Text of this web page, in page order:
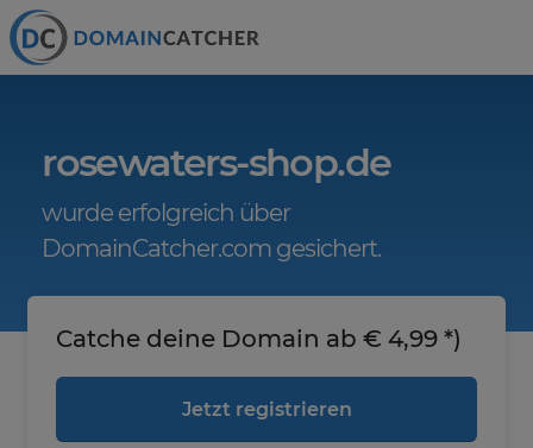
rosewaters-shop.de
wurde erfolgreich über
DomainCatcher.com gesichert.
Catche deine Domain ab € 4,99 *)
Jetzt registrieren